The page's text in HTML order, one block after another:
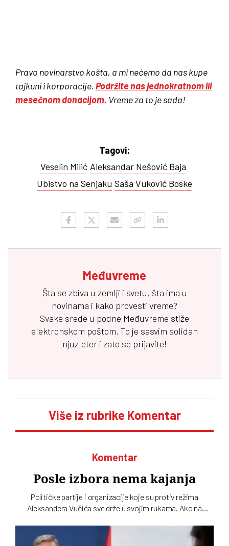
Pravo novinarstvo košta, a mi nećemo da nas kupe
tajkuni i korporacije. Podržite nas jednokratnom ili
mesečnom donacijom. Vreme za to je sada!
Tagovi:
Veselin Milić Aleksandar Nešović Baja
Ubistvo na Senjaku Saša Vuković Boske
Međuvreme
Šta se zbiva u zemlji i svetu, šta ima u
novinama i kako provesti vreme?
Svake srede u podne Međuvreme stiže
elektronskom poštom. To je sasvim solidan
njuzleter i zato se prijavite!
Više iz rubrike Komentar
Komentar
Posle izbora nema kajanja
Političke partije i organizacije koje su protiv režima
Aleksandera Vučića sve drže u svojim rukama. Ako na
krive